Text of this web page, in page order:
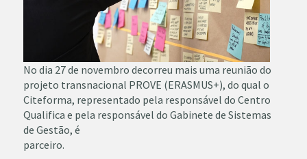
No dia 27 de novembro decorreu mais uma reunião do
projeto transnacional PROVE (ERASMUS+), do qual o
Citeforma, representado pela responsável do Centro
Qualifica e pela responsável do Gabinete de Sistemas
de Gestão, é
parceiro.